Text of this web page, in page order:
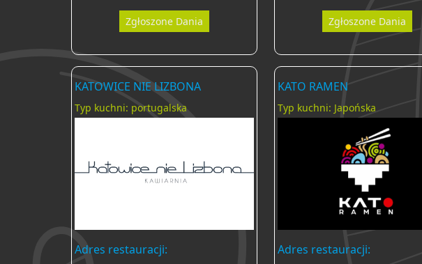
Zgłoszone Dania Zgłoszone Dania
KATOWICE NIE LIZBONA
Typ kuchni: portugalska
Adres restauracji:
KATO RAMEN
Typ kuchni: Japońska
Adres restauracji: